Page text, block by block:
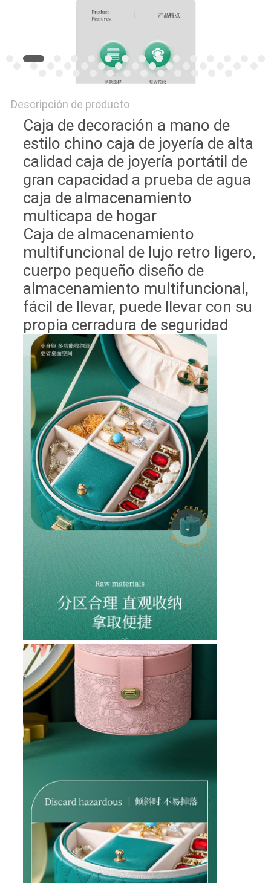
Descripción de producto
Caja de decoración a mano de
estilo chino caja de joyería de alta
calidad caja de joyería portátil de
gran capacidad a prueba de agua
caja de almacenamiento
multicapa de hogar
Caja de almacenamiento
multifuncional de lujo retro ligero,
cuerpo pequeño diseño de
almacenamiento multifuncional,
fácil de llevar, puede llevar con su
propia cerradura de seguridad